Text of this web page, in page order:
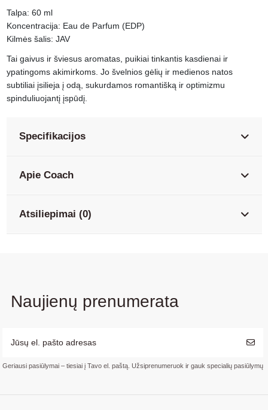
Talpa: 60 ml
Koncentracija: Eau de Parfum (EDP)
Kilmės šalis: JAV
Tai gaivus ir šviesus aromatas, puikiai tinkantis kasdienai ir
ypatingoms akimirkoms. Jo švelnios gėlių ir medienos natos
subtiliai įsilieja į odą, sukurdamos romantišką ir optimizmu
spinduliuojantį įspūdį.
Specifikacijos
Apie Coach
Atsiliepimai (0)
Naujienų prenumerata
Geriausi pasiūlymai – tiesiai į Tavo el. paštą. Užsiprenumeruok ir gauk specialių pasiūlymų